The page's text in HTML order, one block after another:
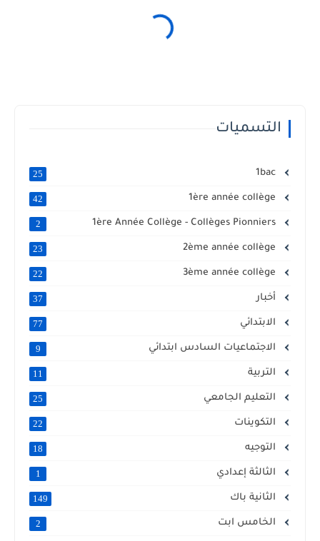
التسميات
1bac
25
42
1ère Année Collège - Collèges Pionniers
2
23
22
أخبار 37
الابتدائي 77
الاجتماعيات السادس ابتدائي 9
التربية 11
التعليم الجامعي 25
التكوينات 22
التوجيه 18
الثالثة إعدادي 1
الثانية باك 149
الخامس ابت 2